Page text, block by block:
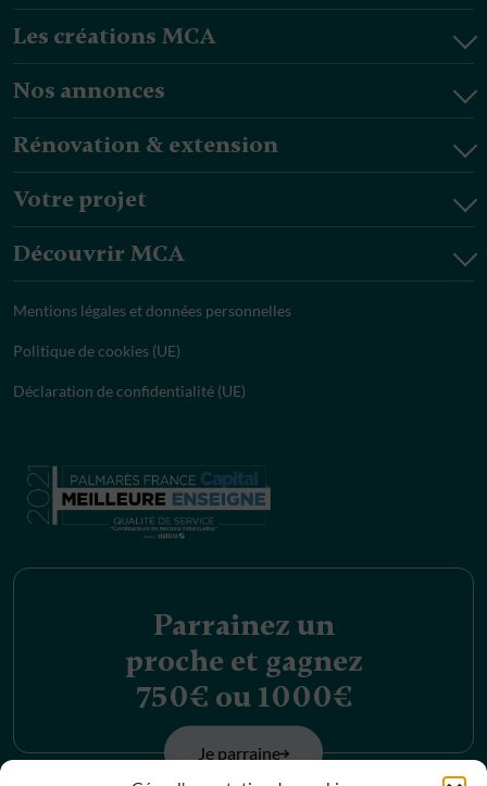
Les créations MCA
Nos annonces
Rénovation & extension
Votre projet
Découvrir MCA
Mentions légales et données personnelles
Politique de cookies (UE)
Déclaration de confidentialité (UE)
Parrainez un
proche et gagnez
750€ ou 1000€
Je parraine